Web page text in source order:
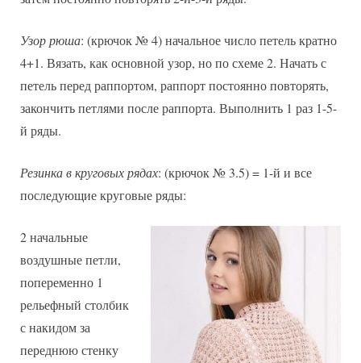
Узор рюша: (крючок № 4) начальное число петель кратно
4+1. Вязать, как основной узор, но по схеме 2. Начать с
петель перед раппортом, раппорт постоянно повторять,
закончить петлями после раппорта. Выполнить 1 раз 1-5-
й ряды.
Резинка в круговых рядах: (крючок № 3.5) = 1-й и все
последующие круговые ряды:
2 начальные
воздушные петли,
попеременно 1
рельефный столбик
с накидом за
переднюю стенку